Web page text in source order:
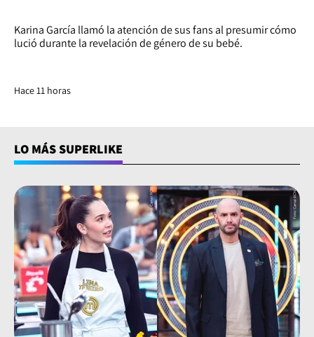
Karina García llamó la atención de sus fans al presumir cómo
lució durante la revelación de género de su bebé.
Hace 11 horas
LO MÁS SUPERLIKE